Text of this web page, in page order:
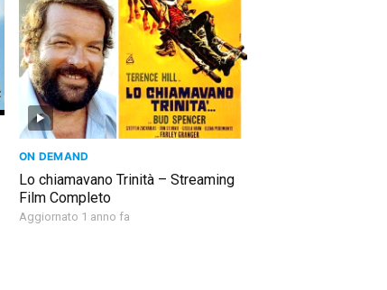
ON DEMAND
Lo chiamavano Trinità – Streaming
Film Completo
Aggiornato 1 anno fa